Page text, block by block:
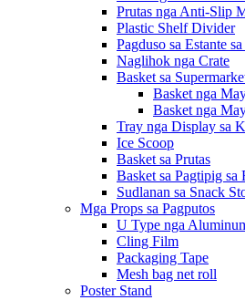
Prutas nga Anti-Slip
Plastic Shelf Divider
Pagduso sa Estante
Naglihok nga Crate
Basket sa
Basket nga
Basket nga
Tray nga Display sa
Ice Scoop
Basket sa Prutas
Basket sa Pagtipig sa
Sudlanan sa Snack
Mga Props sa Pagputos
U Type nga
Cling Film
Packaging Tape
Mesh bag net roll
Poster Stand